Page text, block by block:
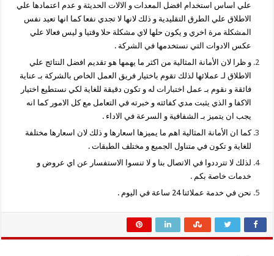
علي اساس استخدام افضل المعدات و الالات الحديثة و عدم اعتمادها علي
الاطلاق علي الطرق التقليدية و ذلك لانها لا تجدي نفعا كما انها تعيد نفس
المشكلة مرة اخري و يكون حلها لاي مشكلة حلا وقتيا و ليس فعالا علي
عكس الادوات التي نستخدمها في الشركة .
و ظرا لان الأمانة المثالية من اكثر ما يهمها هو تقديم افضل النتائج علي
الاطلاق لـ عملائها لذلك تقوم باختيار فريق العمل الخاص بالشركة بـ عناية
فائقة و نقوم بـ عمل اختبارات له و تكون دقيقة للغاية لكي نستطيع اختيار
الاكفا و الذي يثبت مدي كفائته و خبرته في التعامل مع كل الامور كما انه
يجب ان يتميز بـ الشفافية و السرعة في الاداء .
كما ان الأمانة المثالية اهم ما يميزها اسعارها و ذلك لان اسعارها مختلفة
للغاية و تكون في متناول الجميع و مختلف الطبقات .
لذلك لا تترددوا في الاتصال بنا و لا تنسوا الاستفسار عن اي عروض و
خدمات خاصة بكم .
نحن في خدمة عملائنا 24 ساعة في اليوم .